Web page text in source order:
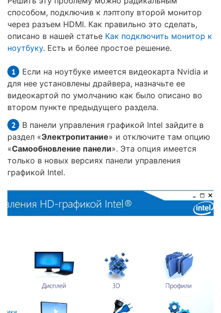
способом, подключив к лэптопу второй монитор
через разъем HDMI. Как правильно это сделать,
описано в нашей статье Как подключить монитор к
ноутбуку. Есть и более простое решение.
Если на ноутбуке имеется видеокарта Nvidia и
для нее установлены драйвера, назначьте ее
видеокартой по умолчанию как было описано во
втором пункте предыдущего раздела.
В панели управления графикой Intel зайдите в
раздел «Электропитание» и отключите там опцию
«Самообновление панели». Эта опция имеется
только в новых версиях панели управления
графикой Intel.